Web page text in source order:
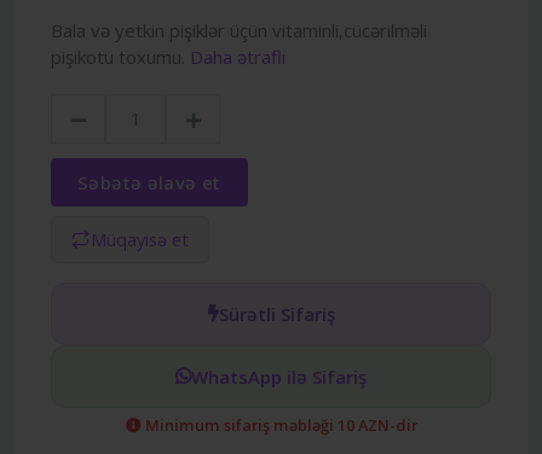
Bala və yetkin pişiklər üçün vitaminli,cücərilməli
pişikotu toxumu. Daha ətraflı
Səbətə əlavə et
Müqayisə et
Sürətli Sifariş
WhatsApp ilə Sifariş
Minimum sifariş məbləği 10 AZN-dir